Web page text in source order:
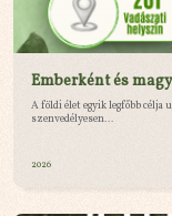
Emberként és
A földi élet egyik legfőbb
szenvedélyesen...
2026